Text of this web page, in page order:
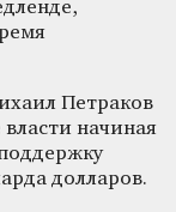
Петраков
начиная
долларов.